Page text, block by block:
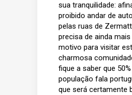
sua tranquilidade:
proibido andar de
pelas ruas de
precisa de ainda mais
motivo para visitar
charmosa
fique a saber que
população fala
que será certamente